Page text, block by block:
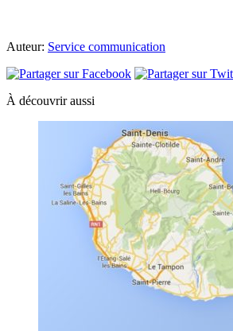
Auteur: Service communication
À découvrir aussi